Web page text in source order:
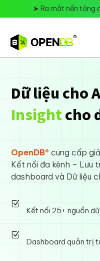
➤ Ra mắt nền tảng
Dữ liệu cho
Insightcho
OpenDB® cung cấp
Kết nối đa kênh – Lưu
dashboard và Dữ liệu
Z
Kết nối 25+ nguồn
Z
Dashboard quản trị